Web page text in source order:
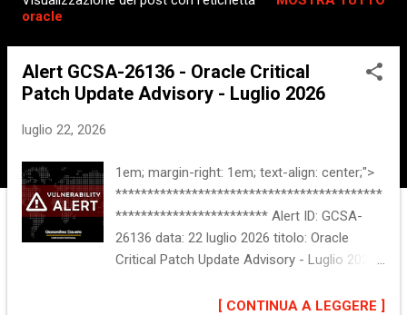
oracle
Alert GCSA-26136 - Oracle Critical
Patch Update Advisory - Luglio 2026
luglio 22, 2026
1em; margin-right: 1em; text-align: center;">
******************************************
************************ Alert ID: GCSA-
26136 data: 22 luglio 2026 titolo: Oracle
Critical Patch Update Advisory - Luglio 2026
************************ :: Descrizione del
[ CONTINUA A LEGGERE ]